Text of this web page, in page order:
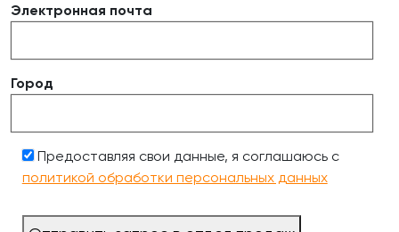
Электронная почта
Город
Предоставляя свои данные, я соглашаюсь с
политикой обработки персональных данных